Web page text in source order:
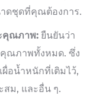
ดชุดที่คุณต้องการ.
คุณภาพ: ยืนยันว่า
ณภาพทั้งหมด. ซึ่ง
ผื่อน้ำหนักที่เติมไว้,
สม, และอื่น ๆ.